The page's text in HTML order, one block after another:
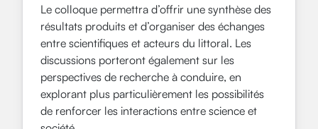
Le colloque permettra d’offrir une synthèse des
résultats produits et d’organiser des échanges
entre scientifiques et acteurs du littoral. Les
discussions porteront également sur les
perspectives de recherche à conduire, en
explorant plus particulièrement les possibilités
de renforcer les interactions entre science et